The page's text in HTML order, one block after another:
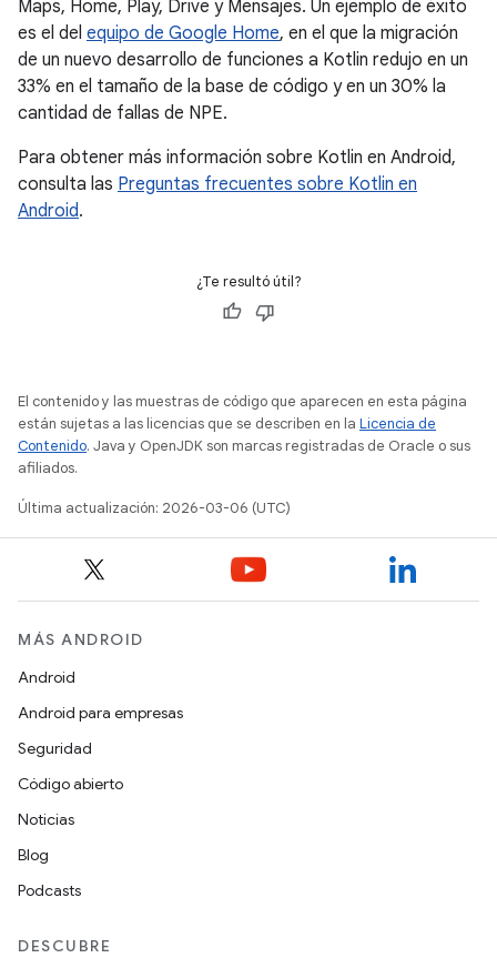
Maps, Home, Play, Drive y Mensajes. Un ejemplo de éxito
es el del equipo de Google Home, en el que la migración
de un nuevo desarrollo de funciones a Kotlin redujo en un
33% en el tamaño de la base de código y en un 30% la
cantidad de fallas de NPE.
Para obtener más información sobre Kotlin en Android,
consulta las Preguntas frecuentes sobre Kotlin en
Android.
¿Te resultó útil?
El contenido y las muestras de código que aparecen en esta página
están sujetas a las licencias que se describen en la Licencia de
Contenido. Java y OpenJDK son marcas registradas de Oracle o sus
afiliados.
Última actualización: 2026-03-06 (UTC)
MÁS ANDROID
Android
Android para empresas
Seguridad
Código abierto
Noticias
Blog
Podcasts
DESCUBRE